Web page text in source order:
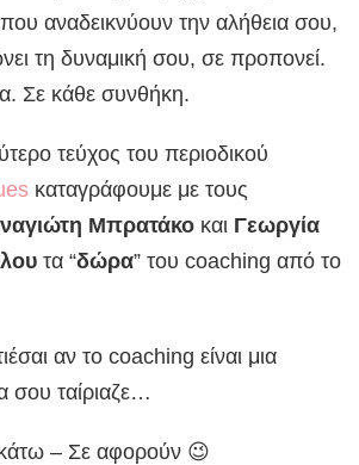
που αναδεικνύουν την αλήθεια σου,
τη δυναμική σου, σε προπονεί.
Σε κάθε συνθήκη.
τεύχος του περιοδικού
καταγράφουμε με τους
Μπρατάκο και Γεωργία
τα “δώρα” του coaching από το
αν το coaching είναι μια
σου ταίριαζε…
– Σε αφορούν 😉